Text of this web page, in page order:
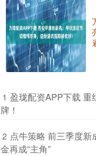
1 盈珑配资APP下载 重
牌！
2 点牛策略 前三季度新
金再成“主角”